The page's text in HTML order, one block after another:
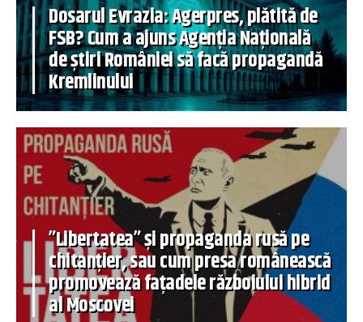
Dosarul Evrazia: Agerpres, plătită de
FSB? Cum a ajuns Agenția Națională
de știri României să facă propagandă
Kremlinului
”Libertatea” și propaganda rusă pe
chitanțier, sau cum presa românească
promovează fațadele războiului hibrid
al Moscovei